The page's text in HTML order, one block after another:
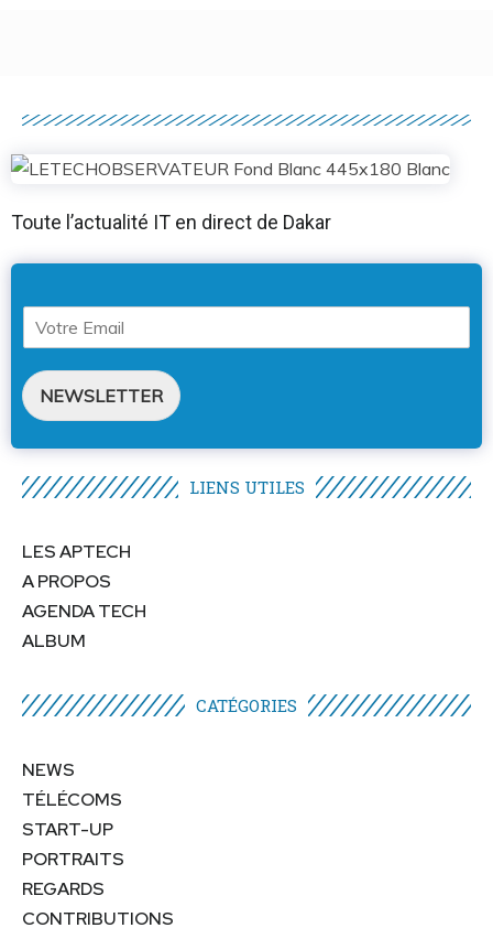
Toute l’actualité IT en direct de Dakar
NEWSLETTER
LIENS UTILES​
LES APTECH
A PROPOS
AGENDA TECH
ALBUM
CATÉGORIES​
NEWS
TÉLÉCOMS
START-UP
PORTRAITS
REGARDS
CONTRIBUTIONS